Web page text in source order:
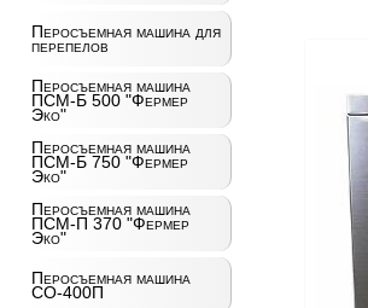
Перосъемная машина для
перепелов
Перосъемная машина
ПСМ-Б 500 "Фермер
Эко"
Перосъемная машина
ПСМ-Б 750 "Фермер
Эко"
Перосъемная машина
ПСМ-П 370 "Фермер
Эко"
Перосъемная машина
СО-400П